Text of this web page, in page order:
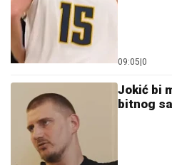
09:05 0
Jokić bi
bitnog